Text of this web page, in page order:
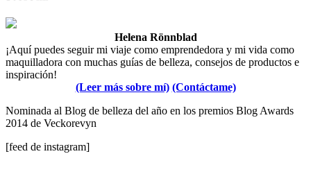
Helena Rönnblad
¡Aquí puedes seguir mi viaje como emprendedora y mi vida como
maquilladora con muchas guías de belleza, consejos de productos e
inspiración!
(Leer más sobre mí) (Contáctame)
Nominada al Blog de belleza del año en los premios Blog Awards
2014 de Veckorevyn
[feed de instagram]